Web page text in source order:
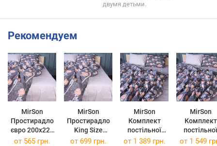
двумя детьми.
Рекомендуем
MirSon
Простирадло
євро 200x220
см 17-0706
MirSon
Простирадло
King Size
220x240 см 17-
MirSon
Комплект
постільної
білизни
MirSon
Комплект
постільної
білизни
от 565 грн. от 699 грн. от 1 389 грн. от 1 549